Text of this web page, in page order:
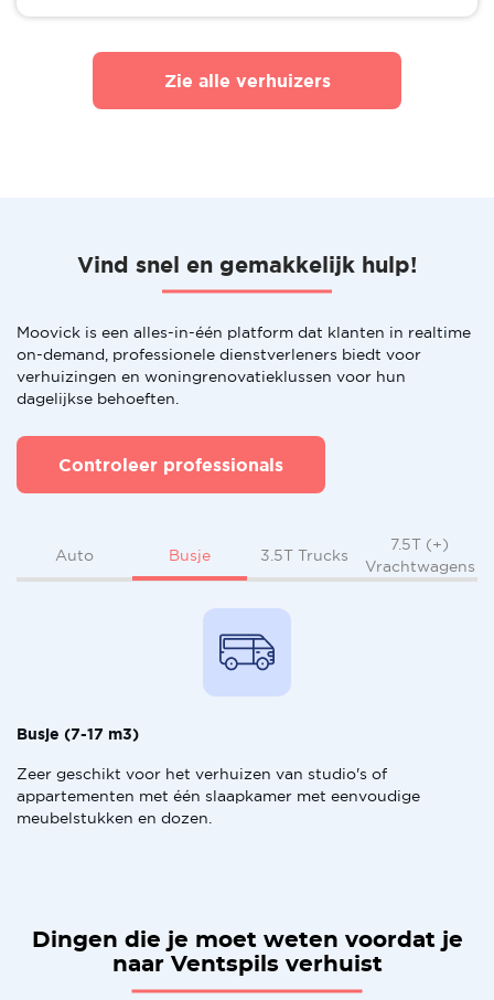
Zie alle verhuizers
Vind snel en gemakkelijk hulp!
Moovick is een alles-in-één platform dat klanten in realtime
on-demand, professionele dienstverleners biedt voor
verhuizingen en woningrenovatieklussen voor hun
dagelijkse behoeften.
Controleer professionals
Auto Busje 3.5T Trucks
7.5T (+)
Vrachtwagens
Busje (7-17 m3)
Zeer geschikt voor het verhuizen van studio's of
appartementen met één slaapkamer met eenvoudige
meubelstukken en dozen.
Dingen die je moet weten voordat je
naar Ventspils verhuist